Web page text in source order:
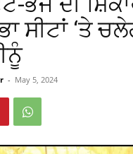
ਸੀਟਾਂ ‘ਤੇ
- May 5, 2024